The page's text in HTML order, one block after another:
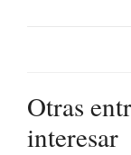
Otras
interesar